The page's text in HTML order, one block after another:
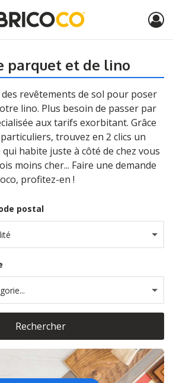
parquet et de lino
revêtements de sol pour poser
lino. Plus besoin de passer par
aux tarifs exorbitant. Grâce
trouvez en 2 clics un
habite juste à côté de chez vous
moins cher... Faire une demande
profitez-en !
postal
Rechercher